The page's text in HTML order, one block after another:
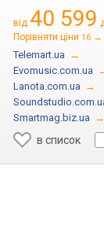
від 40 599
Порівняти ціни 16 →
Telemart.ua →
Evomusic.com.ua
Lanota.com.ua →
Smartmag.biz.ua →
в список